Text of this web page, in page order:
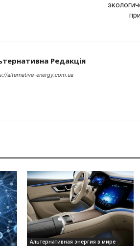
Редакція
alternative-energy.com.ua
Альтернативная энергия в мире